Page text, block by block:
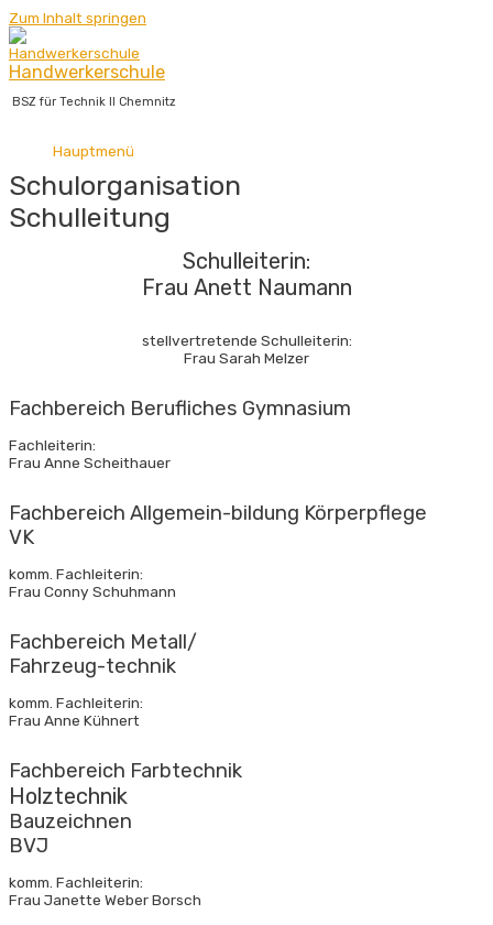
Zum Inhalt springen
Handwerkerschule
BSZ für Technik II Chemnitz
Hauptmenü
Schulorganisation
Schulleitung
Schulleiterin:
Frau Anett Naumann
stellvertretende Schulleiterin:
Frau Sarah Melzer
Fachbereich Berufliches Gymnasium
Fachleiterin:
Frau Anne Scheithauer
Fachbereich Allgemein-bildung Körperpflege
VK
komm. Fachleiterin:
Frau Conny Schuhmann
Fachbereich Metall/
Fahrzeug-technik
komm. Fachleiterin:
Frau Anne Kühnert
Fachbereich Farbtechnik
Holztechnik
Bauzeichnen
BVJ
komm. Fachleiterin:
Frau Janette Weber Borsch